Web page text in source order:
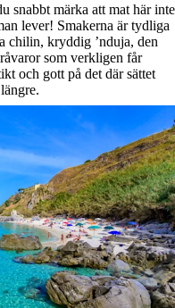
snabbt märka att mat här inte
lever! Smakerna är tydliga
chilin, kryddig ’nduja, den
som verkligen får
och gott på det där sättet